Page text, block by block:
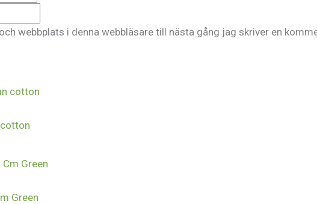
webbplats i denna webbläsare till nästa gång jag skriver en
Green